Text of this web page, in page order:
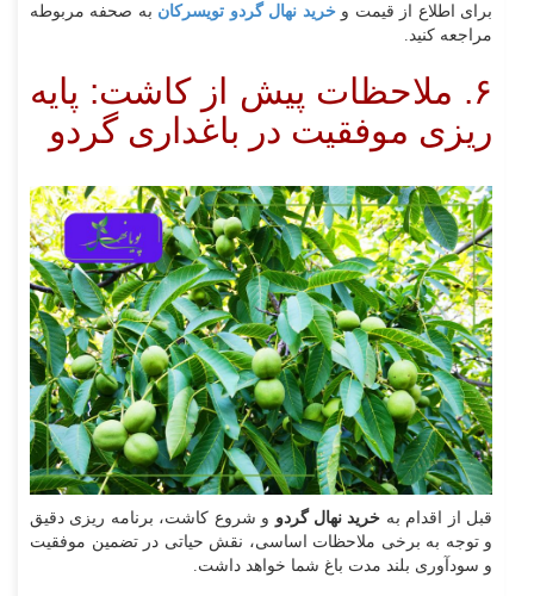
برای اطلاع از قیمت وخرید نهال گردو تویسرکان به صحفه مربوطه
مراجعه کنید.
۶. ملاحظات پیش از کاشت: پایه‌
ریزی موفقیت در باغداری گردو
قبل از اقدام به خرید نهال گردو و شروع کاشت، برنامه‌ ریزی دقیق
و توجه به برخی ملاحظات اساسی، نقش حیاتی در تضمین موفقیت
و سودآوری بلند مدت باغ شما خواهد داشت.